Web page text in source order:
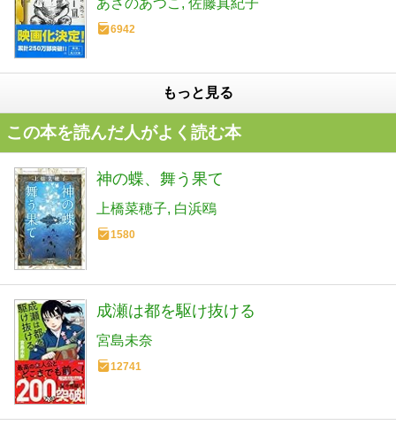
6942
もっと見る
この本を読んだ人がよく読む本
神の蝶、舞う果て
上橋菜穂子 白浜鴎
1580
成瀬は都を駆け抜ける
宮島未奈
12741